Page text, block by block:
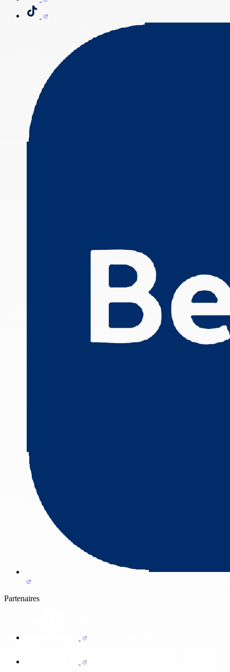
Partenaires